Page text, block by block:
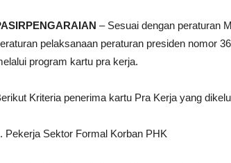
– Sesuai dengan peraturan
pelaksanaan peraturan presiden nomor
program kartu pra kerja.
Kriteria penerima kartu Pra Kerja yang
Pekerja Sektor Formal Korban PHK